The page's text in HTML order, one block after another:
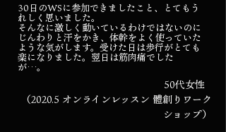
30日のWSに参加できましたこと、とてもう
れしく思いました。
そんなに激しく動いているわけではないのに
じんわりと汗をかき、体幹をよく使っていた
ような気がします。受けた日は歩行がとても
楽になりました。翌日は筋肉痛でした
が…。
50代女性
（2020.5 オンラインレッスン 體創りワーク
ショップ）